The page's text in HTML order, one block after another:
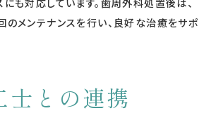
メンテナンスを行い、良好な治癒をサポ
士との連携